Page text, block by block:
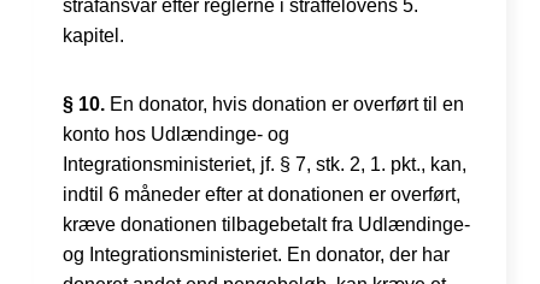
strafansvar efter reglerne i straffelovens 5.
kapitel.
§ 10. En donator, hvis donation er overført til en
konto hos Udlændinge- og
Integrationsministeriet, jf. § 7, stk. 2, 1. pkt., kan,
indtil 6 måneder efter at donationen er overført,
kræve donationen tilbagebetalt fra Udlændinge-
og Integrationsministeriet. En donator, der har